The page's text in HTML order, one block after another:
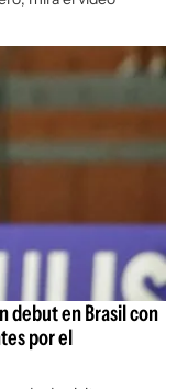
debut en Brasil con
por el